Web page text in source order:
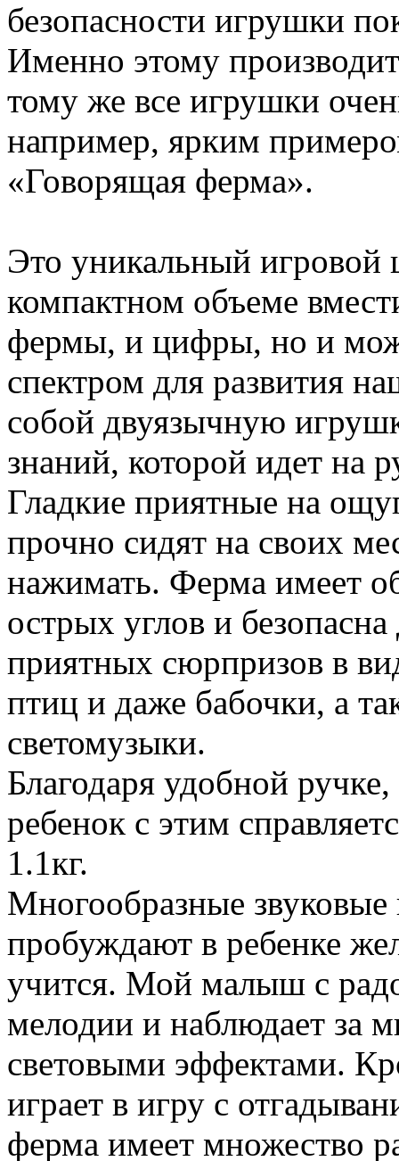
безопасности игрушки
Именно этому
тому же все игрушки
например, ярким
«Говорящая ферма».
Это уникальный игровой
компактном объеме
фермы, и цифры, но и
спектром для развития
собой двуязычную
знаний, которой идет на
Гладкие приятные на
прочно сидят на своих
нажимать. Ферма имеет
острых углов и
приятных сюрпризов в
птиц и даже бабочки, а
светомузыки.
Благодаря удобной
ребенок с этим
1.1кг.
Многообразные
пробуждают в ребенке
учится. Мой малыш с
мелодии и наблюдает за
световыми эффектами.
играет в игру с
ферма имеет множество